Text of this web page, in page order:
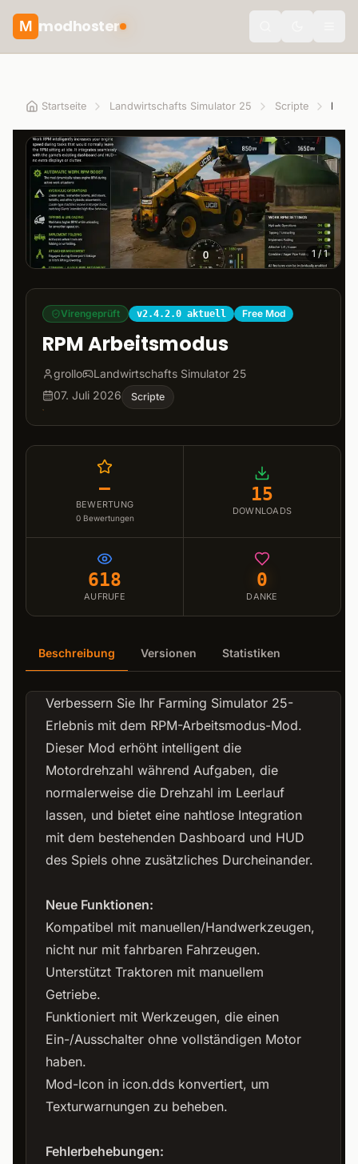
M modhoster
Startseite Landwirtschafts Simulator 25 Scripte RPM
1 /1
Virengeprüft v2.4.2.0 aktuell Free Mod
RPM Arbeitsmodus
grollo
Landwirtschafts Simulator 25
07. Juli 2026
Scripte
–
BEWERTUNG
0 Bewertungen
15
DOWNLOADS
618
AUFRUFE
0
DANKE
Beschreibung Versionen Statistiken
Verbessern Sie Ihr Farming Simulator 25-
Erlebnis mit dem RPM-Arbeitsmodus-Mod.
Dieser Mod erhöht intelligent die
Motordrehzahl während Aufgaben, die
normalerweise die Drehzahl im Leerlauf
lassen, und bietet eine nahtlose Integration
mit dem bestehenden Dashboard und HUD
des Spiels ohne zusätzliches Durcheinander.
Neue Funktionen:
Kompatibel mit manuellen/Handwerkzeugen,
nicht nur mit fahrbaren Fahrzeugen.
Unterstützt Traktoren mit manuellem
Getriebe.
Funktioniert mit Werkzeugen, die einen
Ein-/Ausschalter ohne vollständigen Motor
haben.
Mod-Icon in icon.dds konvertiert, um
Texturwarnungen zu beheben.
Fehlerbehebungen: